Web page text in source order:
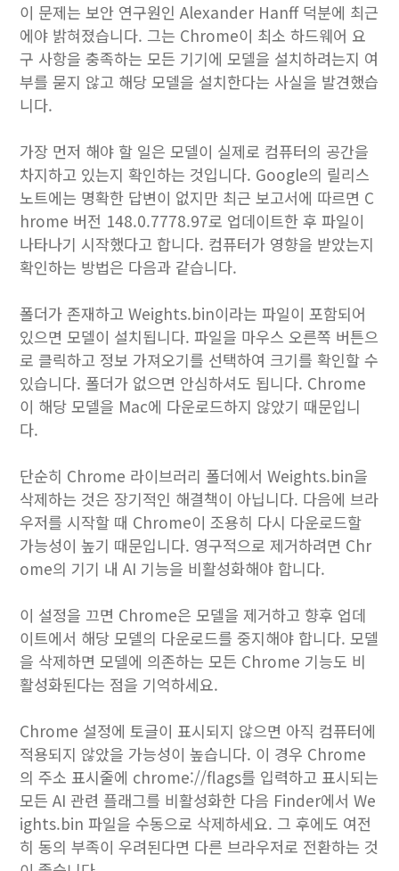
이 문제는 보안 연구원인 Alexander Hanff 덕분에 최근
에야 밝혀졌습니다. 그는 Chrome이 최소 하드웨어 요
구 사항을 충족하는 모든 기기에 모델을 설치하려는지 여
부를 묻지 않고 해당 모델을 설치한다는 사실을 발견했습
니다.
가장 먼저 해야 할 일은 모델이 실제로 컴퓨터의 공간을
차지하고 있는지 확인하는 것입니다. Google의 릴리스
노트에는 명확한 답변이 없지만 최근 보고서에 따르면 C
hrome 버전 148.0.7778.97로 업데이트한 후 파일이
나타나기 시작했다고 합니다. 컴퓨터가 영향을 받았는지
확인하는 방법은 다음과 같습니다.
폴더가 존재하고 Weights.bin이라는 파일이 포함되어
있으면 모델이 설치됩니다. 파일을 마우스 오른쪽 버튼으
로 클릭하고 정보 가져오기를 선택하여 크기를 확인할 수
있습니다. 폴더가 없으면 안심하셔도 됩니다. Chrome
이 해당 모델을 Mac에 다운로드하지 않았기 때문입니
다.
단순히 Chrome 라이브러리 폴더에서 Weights.bin을
삭제하는 것은 장기적인 해결책이 아닙니다. 다음에 브라
우저를 시작할 때 Chrome이 조용히 다시 다운로드할
가능성이 높기 때문입니다. 영구적으로 제거하려면 Chr
ome의 기기 내 AI 기능을 비활성화해야 합니다.
이 설정을 끄면 Chrome은 모델을 제거하고 향후 업데
이트에서 해당 모델의 다운로드를 중지해야 합니다. 모델
을 삭제하면 모델에 의존하는 모든 Chrome 기능도 비
활성화된다는 점을 기억하세요.
Chrome 설정에 토글이 표시되지 않으면 아직 컴퓨터에
적용되지 않았을 가능성이 높습니다. 이 경우 Chrome
의 주소 표시줄에 chrome://flags를 입력하고 표시되는
모든 AI 관련 플래그를 비활성화한 다음 Finder에서 We
ights.bin 파일을 수동으로 삭제하세요. 그 후에도 여전
히 동의 부족이 우려된다면 다른 브라우저로 전환하는 것